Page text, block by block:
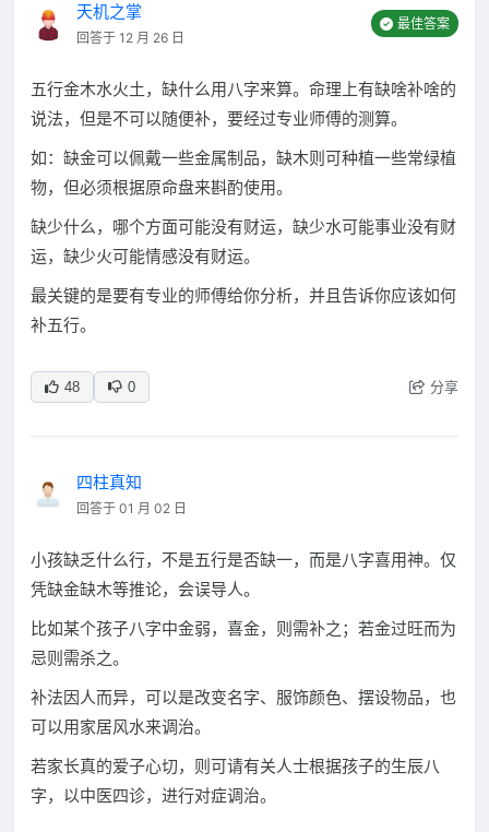
天机之掌
回答于 12 月 26 日
最佳答案
五行金木水火土，缺什么用八字来算。命理上有缺啥补啥的
说法，但是不可以随便补，要经过专业师傅的测算。
如：缺金可以佩戴一些金属制品，缺木则可种植一些常绿植
物，但必须根据原命盘来斟酌使用。
缺少什么，哪个方面可能没有财运，缺少水可能事业没有财
运，缺少火可能情感没有财运。
最关键的是要有专业的师傅给你分析，并且告诉你应该如何
补五行。
48 0 分享
四柱真知
回答于 01 月 02 日
小孩缺乏什么行，不是五行是否缺一，而是八字喜用神。仅
凭缺金缺木等推论，会误导人。
比如某个孩子八字中金弱，喜金，则需补之；若金过旺而为
忌则需杀之。
补法因人而异，可以是改变名字、服饰颜色、摆设物品，也
可以用家居风水来调治。
若家长真的爱子心切，则可请有关人士根据孩子的生辰八
字，以中医四诊，进行对症调治。